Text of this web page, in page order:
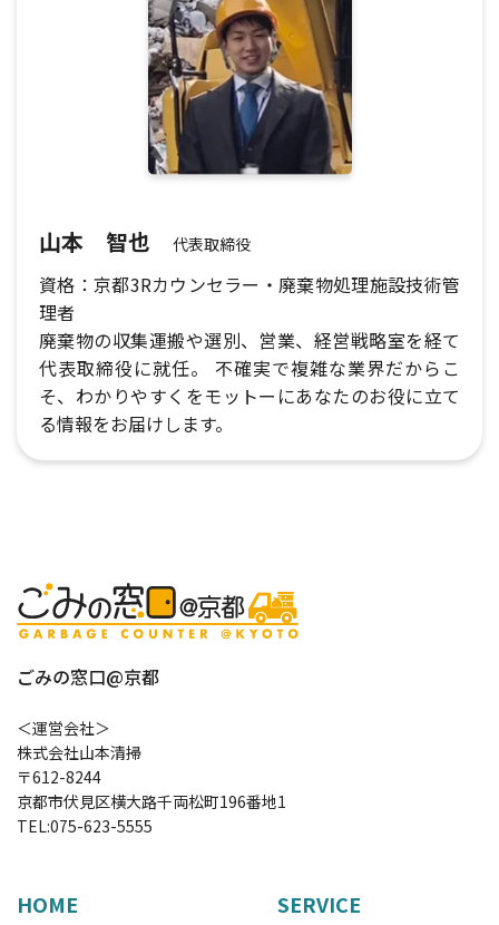
山本 智也 代表取締役
資格：京都3Rカウンセラー・廃棄物処理施設技術管
理者
廃棄物の収集運搬や選別、営業、経営戦略室を経て
代表取締役に就任。 不確実で複雑な業界だからこ
そ、わかりやすくをモットーにあなたのお役に立て
る情報をお届けします。
ごみの窓口@京都
＜運営会社＞
株式会社山本清掃
〒612-8244
京都市伏見区横大路千両松町196番地1
TEL:075-623-5555
HOME
SERVICE